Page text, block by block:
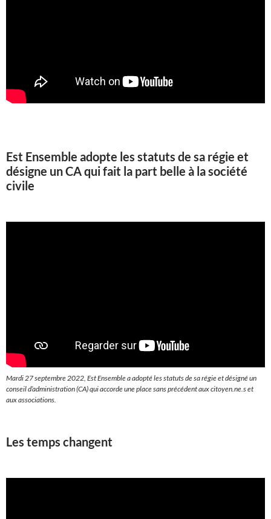
Est Ensemble adopte les statuts de sa régie et
désigne un CA qui fait la part belle à la société
civile
Mardi 27 septembre 2022, Est Ensemble a adopté les statuts de sa régie et désigné un
conseil d’administration (CA) qui accorde une place sans précédent aux citoyen.ne.s et
aux associations.
Les temps changent